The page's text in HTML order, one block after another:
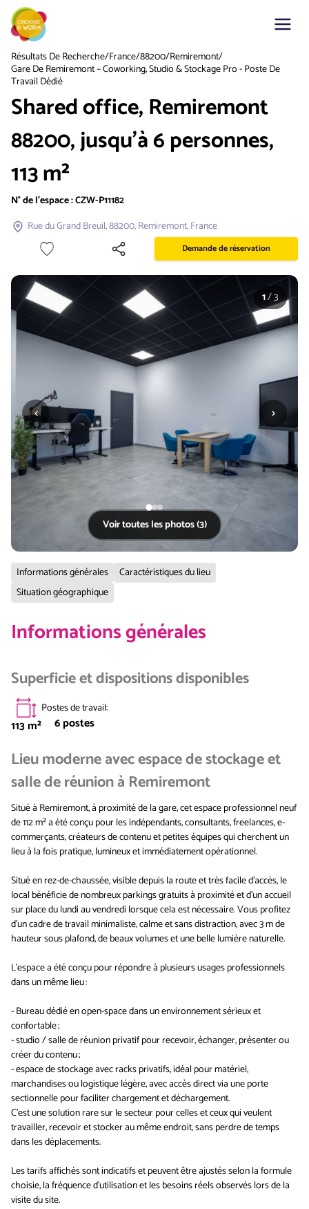
Résultats De Recherche/France/88200/Remiremont/
Gare De Remiremont – Coworking, Studio & Stockage Pro - Poste De
Travail Dédié
Shared office, Remiremont
88200, jusqu'à 6 personnes,
113 m²
N° de l'espace :CZW-P11182
Rue du Grand Breuil, 88200, Remiremont, France
Demande de réservation
‹ ›
1/3
Voir toutes les photos (3)
Informations générales
Caractéristiques du lieu
Situation géographique
Informations générales
Superficie et dispositions disponibles
113m²
Postes de travail:
6postes
Lieu moderne avec espace de stockage et
salle de réunion à Remiremont
Situé à Remiremont, à proximité de la gare, cet espace professionnel neuf
de 112 m² a été conçu pour les indépendants, consultants, freelances, e-
commerçants, créateurs de contenu et petites équipes qui cherchent un
lieu à la fois pratique, lumineux et immédiatement opérationnel.
Situé en rez-de-chaussée, visible depuis la route et très facile d’accès, le
local bénéficie de nombreux parkings gratuits à proximité et d’un accueil
sur place du lundi au vendredi lorsque cela est nécessaire. Vous profitez
d’un cadre de travail minimaliste, calme et sans distraction, avec 3 m de
hauteur sous plafond, de beaux volumes et une belle lumière naturelle.
L’espace a été conçu pour répondre à plusieurs usages professionnels
dans un même lieu :
- Bureau dédié en open-space dans un environnement sérieux et
confortable ;
- studio / salle de réunion privatif pour recevoir, échanger, présenter ou
créer du contenu ;
- espace de stockage avec racks privatifs, idéal pour matériel,
marchandises ou logistique légère, avec accès direct via une porte
sectionnelle pour faciliter chargement et déchargement.
C’est une solution rare sur le secteur pour celles et ceux qui veulent
travailler, recevoir et stocker au même endroit, sans perdre de temps
dans les déplacements.
Les tarifs affichés sont indicatifs et peuvent être ajustés selon la formule
choisie, la fréquence d’utilisation et les besoins réels observés lors de la
visite du site.